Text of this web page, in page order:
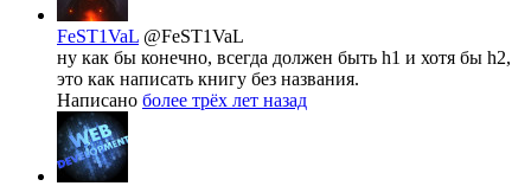
FeST1VaL @FeST1VaL
ну как бы конечно, всегда должен быть h1 и хотя бы h2,
это как написать книгу без названия.
Написано более трёх лет назад